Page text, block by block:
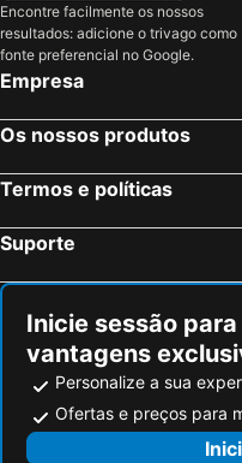
Encontre facilmente os nossos
resultados: adicione o trivago como
fonte preferencial no Google.
Empresa
Os nossos produtos
Termos e políticas
Suporte
Inicie sessão
vantagens
Personalize a sua
Ofertas e preços para